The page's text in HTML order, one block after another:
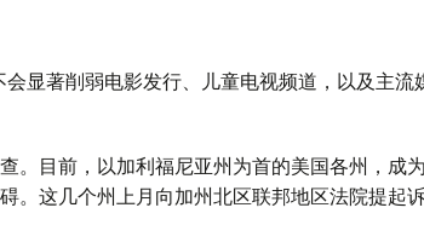
显著削弱电影发行、儿童电视频道，以及主流
。目前，以加利福尼亚州为首的美国各州，成
。这几个州上月向加州北区联邦地区法院提起